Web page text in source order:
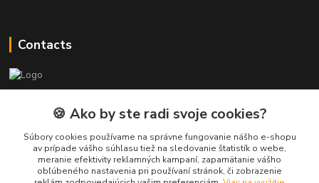
Contacts
+421 915 709 534
(Mo-Fri, 9-17 hod.) or Whatsap 24/7
🍪 Ako by ste radi svoje cookies?
Súbory cookies používame na správne fungovanie nášho e-shopu
av prípade vášho súhlasu tiež na sledovanie štatistík o webe,
meranie efektivity reklamných kampaní, zapamätanie vášho
obľúbeného nastavenia pri používaní stránok, či zobrazenie